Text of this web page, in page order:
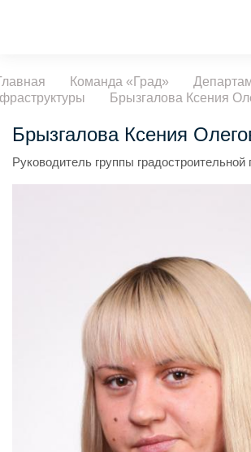
Команда «Град»
Брызгалова Ксения
Брызгалова Ксения
Руководитель группы градостроительной